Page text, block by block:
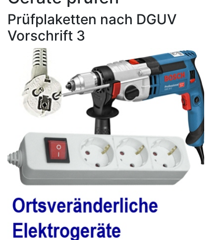
Prüfplaketten nach DGUV
Vorschrift 3